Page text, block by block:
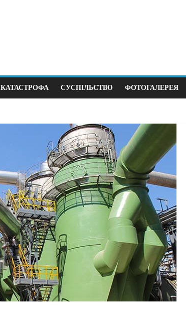
КАТАСТРОФА СУСПІЛЬСТВО ФОТОГАЛЕРЕЯ
крок до виборів під
війни
0
Суспільство
В
щодня
12.04.2026